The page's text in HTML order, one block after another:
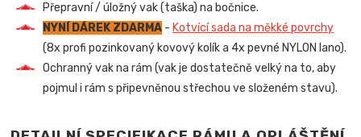
Přepravní / úložný vak (taška) na bočnice.
NYNÍ DÁREK ZDARMA - Kotvící sada na měkké povrchy
(8x profi pozinkovaný kovový kolík a 4x pevné NYLON lano).
Ochranný vak na rám (vak je dostatečně velký na to, aby
pojmul i rám s připevněnou střechou ve složeném stavu).